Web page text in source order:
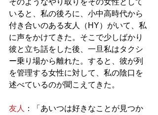
いると、私の後ろに、小中高時代から
付き合いのある友人（HY）がいて、私
に声をかけてきた。そこで少しばかり
彼と立ち話をした後、一旦私はタクシ
ー乗り場から離れた。すると、彼が列
を管理する女性に対して、私の陰口を
述べているのが聞こえてきた。
友人
：「あいつは好きなことが見つか